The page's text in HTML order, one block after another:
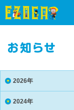
2026年
2024年